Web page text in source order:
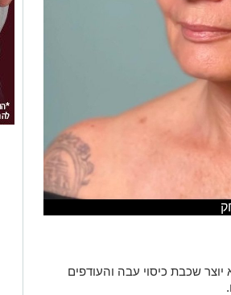
יוצר שכבת כיסוי עבה והעודפים